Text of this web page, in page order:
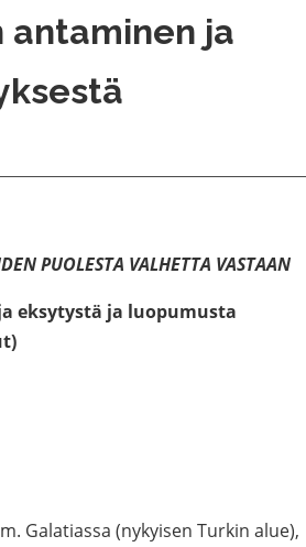
antaminen ja
PUOLESTA VALHETTA VASTAAN
eksytystä ja luopumusta
Galatiassa (nykyisen Turkin alue),